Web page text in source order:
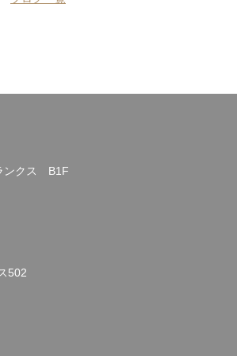
ンクス B1F
502